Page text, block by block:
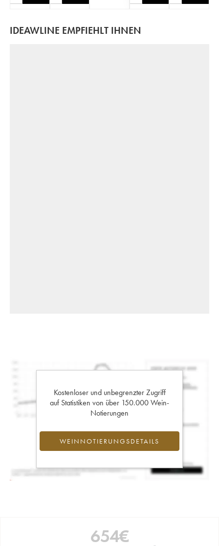
IDEAWLINE EMPFIEHLT IHNEN
Kostenloser und unbegrenzter Zugriff
auf Statistiken von über 150.000 Wein-
Notierungen
WEINNOTIERUNGSDETAILS
654€